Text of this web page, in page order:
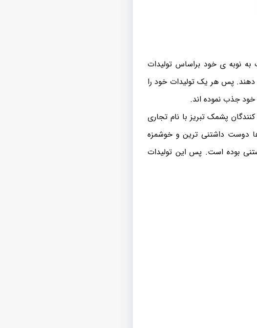
به نوبه ی خود براساس تولیدات
دهند. پس هر یک تولیدات خود را
خود جذب نموده اند.
پشمک تبریز با نام تجاری
دوست داشتنی ترین و خوشمزه
بوده است. پس این تولیدات